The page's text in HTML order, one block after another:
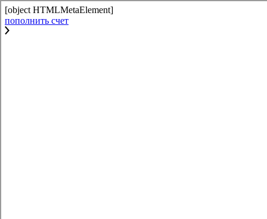
[object HTMLMetaElement]
пополнить счет